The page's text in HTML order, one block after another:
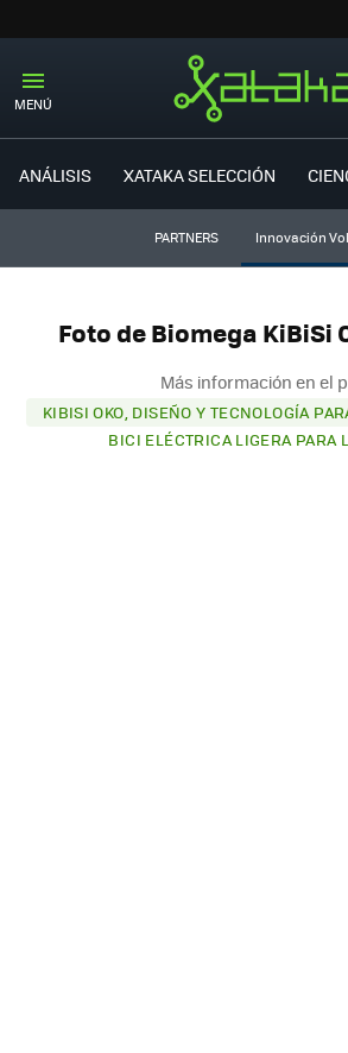
MENÚ
ANÁLISIS XATAKA SELECCIÓN
PARTNERS Innovación
Foto de Biomega KiBiSi
Más información en el
KIBISI OKO, DISEÑO Y TECNOLOGÍA
BICI ELÉCTRICA LIGERA PARA